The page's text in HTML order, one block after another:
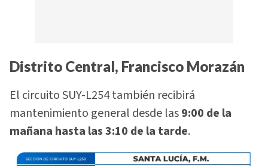
Distrito Central, Francisco Morazán
El circuito SUY-L254 también recibirá
mantenimiento general desde las9:00 de la
mañana hasta las 3:10 de la tarde.